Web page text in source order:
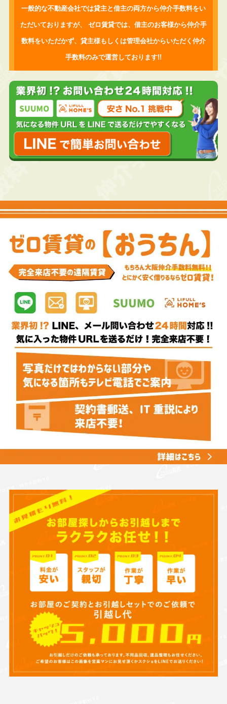
一般的な不動産会社では貸主と借主の両方から仲介手数料をい
ただいておりますが、 ゼロ賃貸では、借主のお客様から仲介手
数料をいただかず、 貸主様もしくは管理会社からいただく仲介
手数料のみで運営しております!!